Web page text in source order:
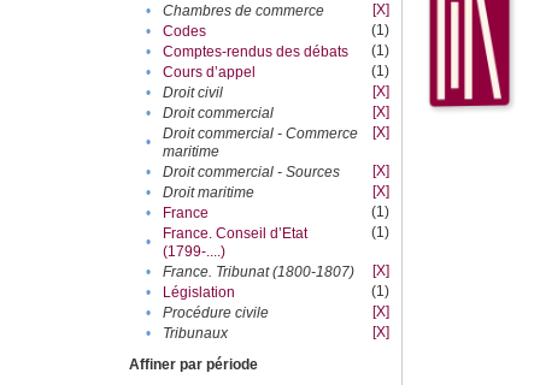
•
Chambres de commerce
[X]
•
Codes
(1)
•
Comptes-rendus des débats
(1)
•
Cours d’appel
(1)
•
Droit civil
[X]
•
Droit commercial
[X]
•
Droit commercial - Commerce
maritime
[X]
• Droit commercial - Sources
[X]
•
Droit maritime
[X]
•
France
(1)
•
France. Conseil d’Etat
(1799-....)
(1)
• France. Tribunat (1800-1807)
[X]
•
Législation
(1)
•
Procédure civile
[X]
•
Tribunaux
[X]
Affiner par période